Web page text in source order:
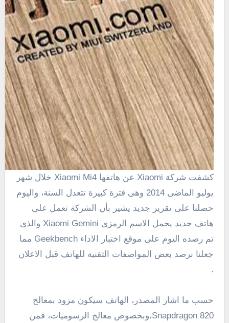
كشفت شركة Xiaomi عن هاتفها Xiaomi Mi4 خلال شهر
يوليو الماضى 2014 وهى فترة كبيرة تتعدل السنة، واليوم
حصلنا على تقرير جديد يشير بأن الشركة تعمل على
هاتف جديد يحمل الاسم الرمزى Xiaomi Gemini والذى
تم رصده اليوم على موقع اختبار الاداء Geekbench مما
جعلنا نرصد بعض المواصفات التقنية للهاتف قبل الاعلان
.
حسب ما اشار المصدر، الهاتف سيكون مزود بمعالج
Snapdragon 820،وبخصوص معالج الرسوميات، فمن